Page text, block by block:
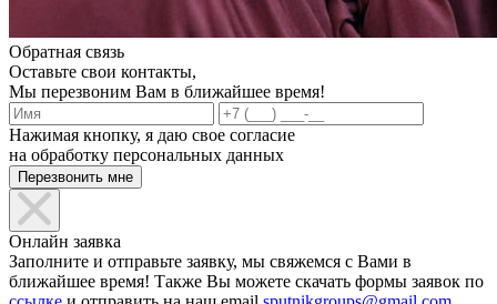
Обратная связь
Оставьте свои контакты,
Мы перезвоним Вам в ближайшее время!
Нажимая кнопку, я даю свое согласие
на обработку персональных данных
Онлайн заявка
Заполните и отправьте заявку, мы свяжемся с Вами в
ближайшее время! Также Вы можете скачать формы заявок по